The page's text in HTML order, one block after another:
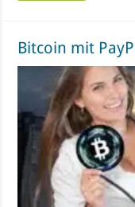
Bitcoin mit